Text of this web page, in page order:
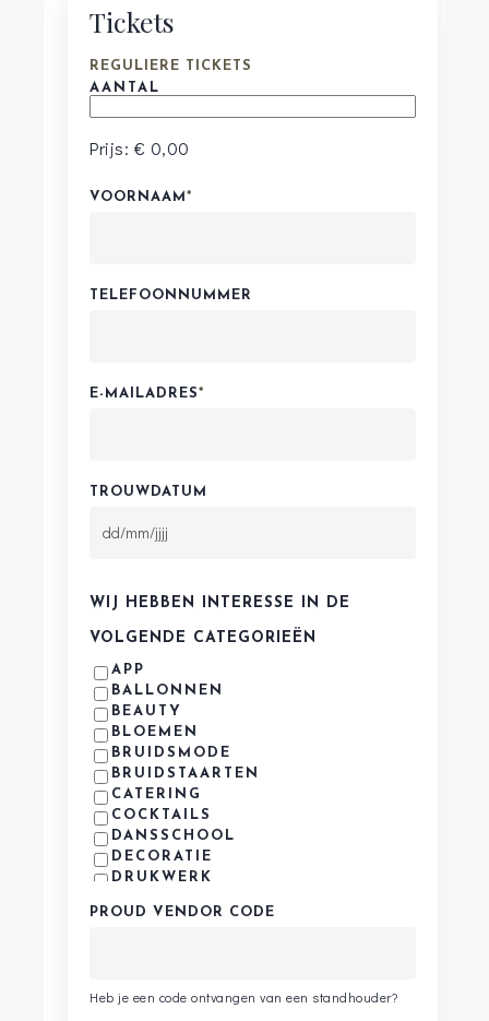
Tickets
REGULIERE TICKETS
Prijs: € 0,00
AANTAL
VOORNAAM*
TELEFOONNUMMER
E-MAILADRES*
TROUWDATUM
MM
JJJJ
WIJ HEBBEN INTERESSE IN DE
VOLGENDE CATEGORIEËN
APP
BALLONNEN
BEAUTY
BLOEMEN
BRUIDSMODE
BRUIDSTAARTEN
CATERING
COCKTAILS
DANSSCHOOL
DECORATIE
DRUKWERK
FOODTRUCKS
HUWELIJKSREIZEN
PROUD VENDOR CODE
Heb je een code ontvangen van een standhouder?